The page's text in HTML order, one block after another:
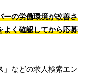
ーの労働環境が改善さ
よく確認してから応募
などの求人検索エン